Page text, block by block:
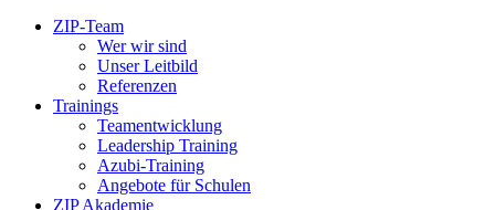
ZIP-Team
Wer wir sind
Unser Leitbild
Referenzen
Trainings
Teamentwicklung
Leadership Training
Azubi-Training
Angebote für Schulen
ZIP Akademie